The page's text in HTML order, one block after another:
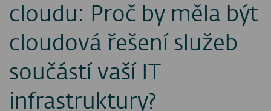
cloudu: Proč by měla být
cloudová řešení služeb
součástí vaší IT
infrastruktury?